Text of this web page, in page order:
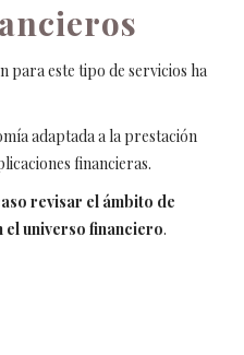
para este tipo de servicios ha
adaptada a la prestación
financieras.
revisar el ámbito de
el universo financiero.